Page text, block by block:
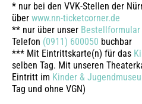
* nur bei den VVK-Stellen der
über www.nn-ticketcorner.de
** nur über unser Bestellformular
Telefon (0911) 600050 buchbar
*** Mit Eintrittskarte(n) für das
selben Tag. Mit unseren
Eintritt im Kinder &
Tag und ohne VGN)